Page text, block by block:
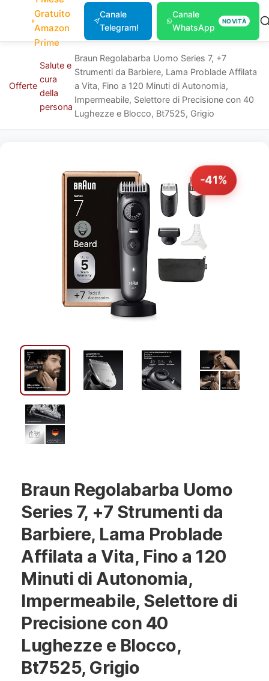
Gratuito
Amazon
Prime
Canale
Telegram!
Canale
WhatsApp
NOVITÀ
Offerte
Salute e
cura
della
persona
Braun Regolabarba Uomo Series 7, +7
Strumenti da Barbiere, Lama Problade Affilata
a Vita, Fino a 120 Minuti di Autonomia,
Impermeabile, Selettore di Precisione con 40
Lughezze e Blocco, Bt7525, Grigio
-41%
Braun Regolabarba Uomo
Series 7, +7 Strumenti da
Barbiere, Lama Problade
Affilata a Vita, Fino a 120
Minuti di Autonomia,
Impermeabile, Selettore di
Precisione con 40
Lughezze e Blocco,
Bt7525, Grigio